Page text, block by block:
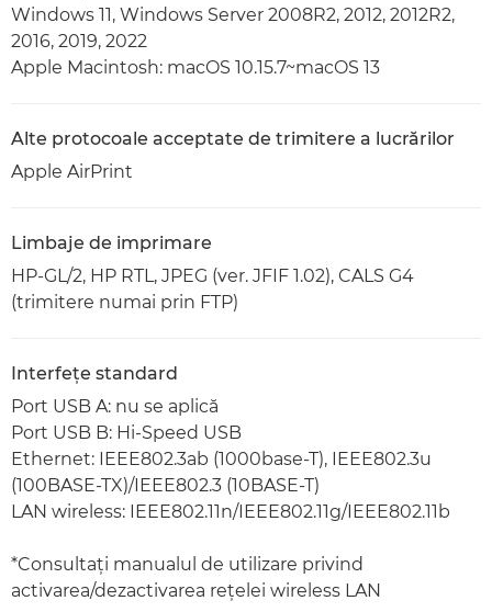
Windows 11, Windows Server 2008R2, 2012, 2012R2,
2016, 2019, 2022
Apple Macintosh: macOS 10.15.7~macOS 13
Alte protocoale acceptate de trimitere a lucrărilor
Apple AirPrint
Limbaje de imprimare
HP-GL/2, HP RTL, JPEG (ver. JFIF 1.02), CALS G4
(trimitere numai prin FTP)
Interfeţe standard
Port USB A: nu se aplică
Port USB B: Hi-Speed USB
Ethernet: IEEE802.3ab (1000base-T), IEEE802.3u
(100BASE-TX)/IEEE802.3 (10BASE-T)
LAN wireless: IEEE802.11n/IEEE802.11g/IEEE802.11b
*Consultaţi manualul de utilizare privind
activarea/dezactivarea reţelei wireless LAN